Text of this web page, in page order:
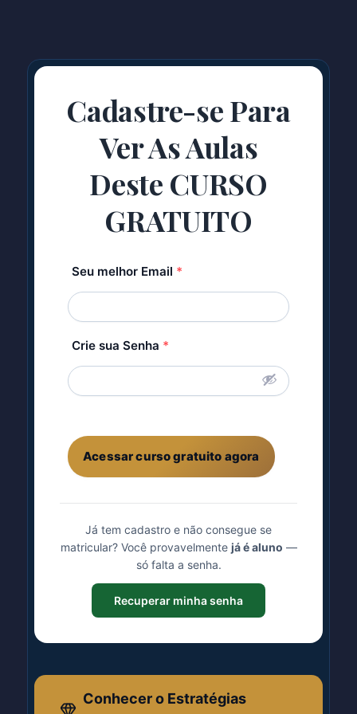
Cadastre-se Para
Ver As Aulas
Deste CURSO
GRATUITO
Seu melhor Email *
Crie sua Senha *
Acessar curso gratuito agora
Já tem cadastro e não consegue se
matricular? Você provavelmente já é aluno —
só falta a senha.
Recuperar minha senha
Conhecer o Estratégias